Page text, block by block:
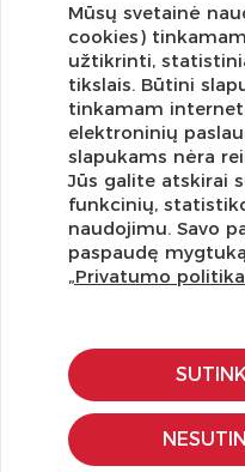
Užsisakykite
pasiūlymus!
KLIENTŲ APTARNAVIMAS
Pirkimo – pardavimo taisyklės
Pristatymas ir grąžinimas
Mūsų svetainė
cookies)
užtikrinti,
tikslais. Būtini
tinkamam
elektroninių
slapukams nėra
Jūs galite atskirai
funkcinių,
naudojimu. Savo
paspaudę
„Privatumo